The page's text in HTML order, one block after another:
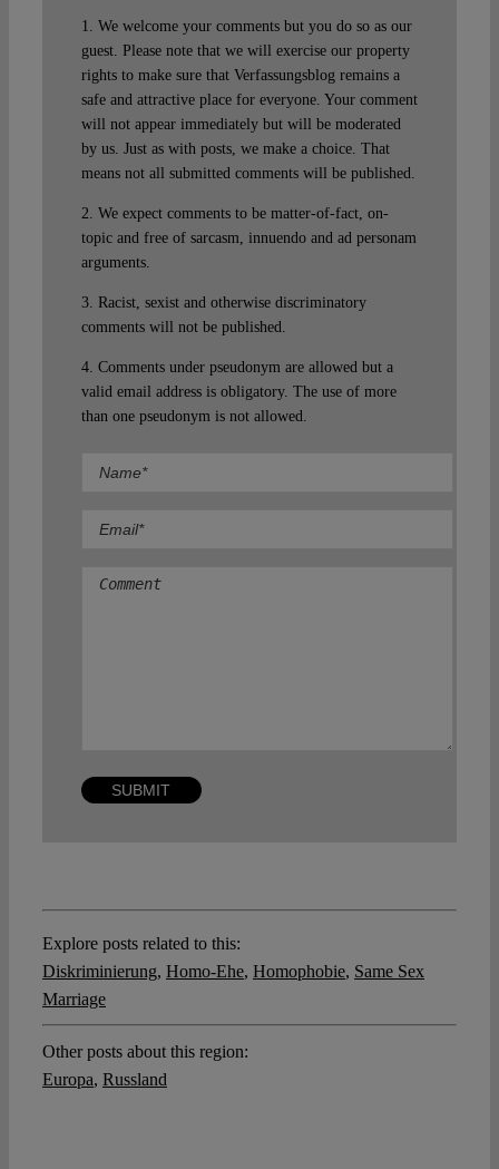
1. We welcome your comments but you do so as our
guest. Please note that we will exercise our property
rights to make sure that Verfassungsblog remains a
safe and attractive place for everyone. Your comment
will not appear immediately but will be moderated
by us. Just as with posts, we make a choice. That
means not all submitted comments will be published.
2. We expect comments to be matter-of-fact, on-
topic and free of sarcasm, innuendo and ad personam
arguments.
3. Racist, sexist and otherwise discriminatory
comments will not be published.
4. Comments under pseudonym are allowed but a
valid email address is obligatory. The use of more
than one pseudonym is not allowed.
Explore posts related to this:
Diskriminierung, Homo-Ehe, Homophobie, Same Sex
Marriage
Other posts about this region:
Europa, Russland